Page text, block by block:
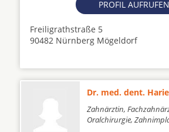
PROFIL AUFRUFEN
Freiligrathstraße 5
90482 Nürnberg Mögeldorf
Dr. med. dent.
Zahnärztin,
Oralchirurgie,